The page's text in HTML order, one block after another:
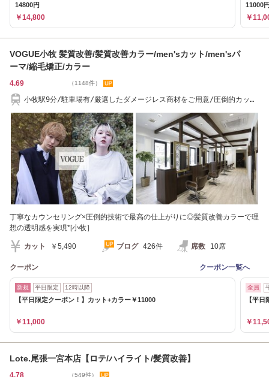
14800円
￥14,800
11000
￥
VOGUE小牧 髪質改善/髪質改善カラー/men'sカット/men'sパ
ーマ/縮毛矯正/カラー
4.69 （1148件）
小牧駅9分/駐車場有/厳選したダメージレス商材をご用意/圧倒的カット
丁寧なカウンセリング×圧倒的技術で最高の仕上がりに◎髪質改善カラーで理
想の透明感を実現*[小牧］
カット ￥5,490 ブログ 426件 席数 10席
クーポン クーポン一覧へ
新規 平日限定 12時以降
【平日限定クーポン！】カット+カラー￥11000
￥11,000
全員
【平
￥
Lote.尾張一宮本店【ロテ/ハイライト/髪質改善】
4.78 （549件）